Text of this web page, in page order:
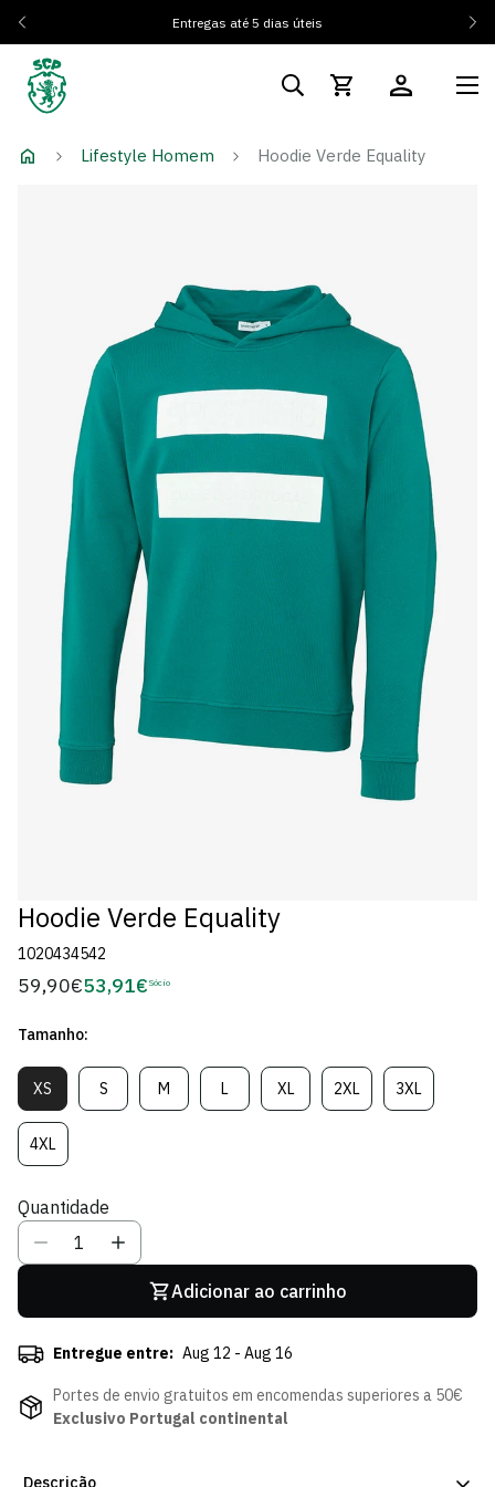
Entregas até 5 dias úteis
Lifestyle Homem Hoodie Verde Equality
Hoodie Verde Equality
1020434542
Preço
59,90€Preço
Sócio
53,91€ Sócio
Tamanho:
XSVariante
Esgotada
Ou
Indisponível
SVariante
Esgotada
MVariante
Esgotada
LVariante
Esgotada
XLVariante
Esgotada
2XLVariante
Esgotada
3XLVariante
Esgotada
4XLVariante
Esgotada
Indisponível
Quantidade
Adicionar ao carrinho
Entregue entre: Aug 12 - Aug 16
Portes de envio gratuitos em encomendas superiores a 50€
Exclusivo Portugal continental
Descrição